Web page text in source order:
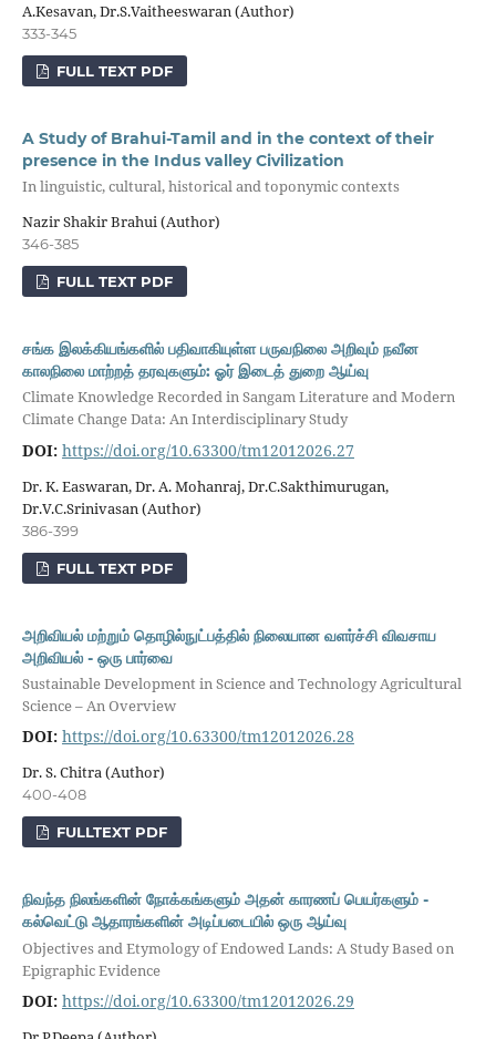
A.Kesavan, Dr.S.Vaitheeswaran (Author)
333-345
FULL TEXT PDF
A Study of Brahui-Tamil and in the context of their
presence in the Indus valley Civilization
In linguistic, cultural, historical and toponymic contexts
Nazir Shakir Brahui (Author)
346-385
FULL TEXT PDF
சங்க இலக்கியங்களில் பதிவாகியுள்ள பருவநிலை அறிவும் நவீன
காலநிலை மாற்றத் தரவுகளும்: ஓர் இடைத் துறை ஆய்வு
Climate Knowledge Recorded in Sangam Literature and Modern
Climate Change Data: An Interdisciplinary Study
DOI: https://doi.org/10.63300/tm12012026.27
Dr. K. Easwaran, Dr. A. Mohanraj, Dr.C.Sakthimurugan,
Dr.V.C.Srinivasan (Author)
386-399
FULL TEXT PDF
அறிவியல் மற்றும் தொழில்நுட்பத்தில் நிலையான வளர்ச்சி விவசாய
அறிவியல் - ஒரு பார்வை
Sustainable Development in Science and Technology Agricultural
Science – An Overview
DOI: https://doi.org/10.63300/tm12012026.28
Dr. S. Chitra (Author)
400-408
FULLTEXT PDF
நிவந்த நிலங்களின் நோக்கங்களும் அதன் காரணப் பெயர்களும் -
கல்வெட்டு ஆதாரங்களின் அடிப்படையில் ஒரு ஆய்வு
Objectives and Etymology of Endowed Lands: A Study Based on
Epigraphic Evidence
DOI: https://doi.org/10.63300/tm12012026.29